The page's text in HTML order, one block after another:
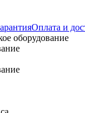
Оплата и
оборудование